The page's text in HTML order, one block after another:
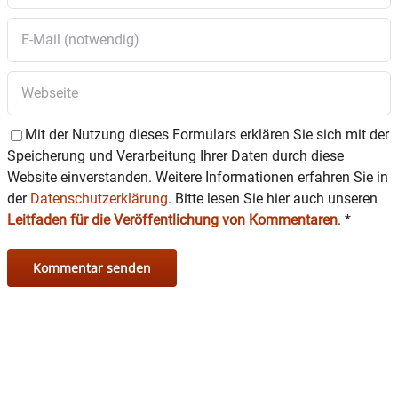
Mit der Nutzung dieses Formulars erklären Sie sich mit der
Speicherung und Verarbeitung Ihrer Daten durch diese
Website einverstanden. Weitere Informationen erfahren Sie in
der Datenschutzerklärung. Bitte lesen Sie hier auch unseren
Leitfaden für die Veröffentlichung von Kommentaren. *